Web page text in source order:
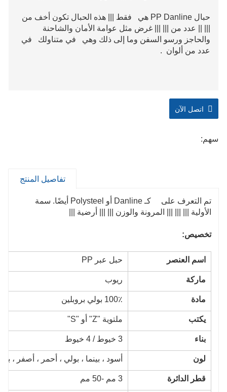
حبال PP Danline هي فقط ||| هذه الحبال تكون أخف من
||| || عدد من ||| ||| غرض مثل عوامة الأمان والشاحنة
والحاجز ورسو السفن وما إلى ذلك وهي في متناولك في
عدد من ألوان .
اتصل الآن
سهم:
تفاصيل المنتج
تم التعرف على كـ Danline أو Polysteel أيضًا. سمة
الأولية ||| ||| ||| المرونة والوزن ||| ||| أرضية |||
تخصيص:
اسم العنصر حبل عبر PP
ماركة ريوب
مادة 100٪ بولي بروبلين
يكتب ملتوية "Z" أو "S"
بناء 3 خيوط / 4 خيوط
لون أسود ، بينما ، بولي ، أحمر ، أصفر ،
قطر الدائرة 3 مم -50 مم